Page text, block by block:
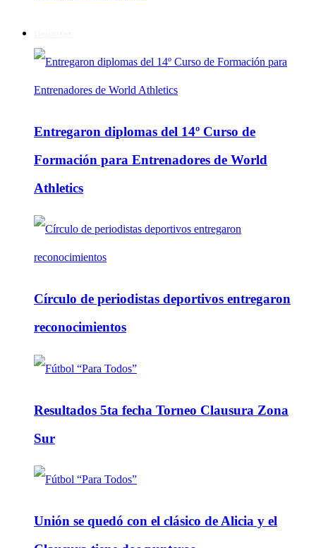
Entregaron diplomas del 14º Curso de
Formación para Entrenadores de World
Athletics
Círculo de periodistas deportivos entregaron
reconocimientos
Resultados 5ta fecha Torneo Clausura Zona
Sur
Unión se quedó con el clásico de Alicia y el